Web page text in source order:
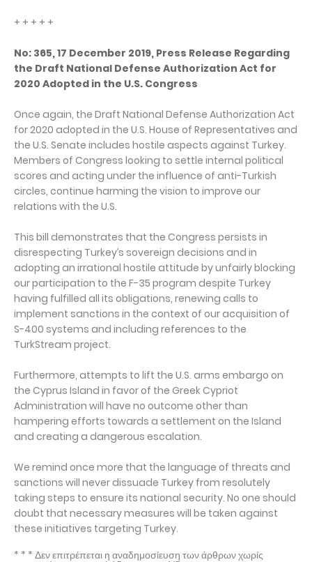
+ + + + +
No: 365, 17 December 2019, Press Release Regarding
the Draft National Defense Authorization Act for
2020 Adopted in the U.S. Congress
Once again, the Draft National Defense Authorization Act
for 2020 adopted in the U.S. House of Representatives and
the U.S. Senate includes hostile aspects against Turkey.
Members of Congress looking to settle internal political
scores and acting under the influence of anti-Turkish
circles, continue harming the vision to improve our
relations with the U.S.
This bill demonstrates that the Congress persists in
disrespecting Turkey’s sovereign decisions and in
adopting an irrational hostile attitude by unfairly blocking
our participation to the F-35 program despite Turkey
having fulfilled all its obligations, renewing calls to
implement sanctions in the context of our acquisition of
S-400 systems and including references to the
TurkStream project.
Furthermore, attempts to lift the U.S. arms embargo on
the Cyprus Island in favor of the Greek Cypriot
Administration will have no outcome other than
hampering efforts towards a settlement on the Island
and creating a dangerous escalation.
We remind once more that the language of threats and
sanctions will never dissuade Turkey from resolutely
taking steps to ensure its national security. No one should
doubt that necessary measures will be taken against
these initiatives targeting Turkey.
* * * Δεν επιτρέπεται η αναδημοσίευση των άρθρων χωρίς